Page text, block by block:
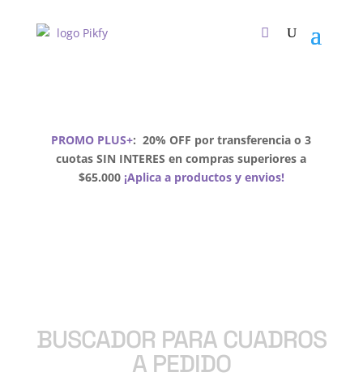
PROMO PLUS+:20% OFF por transferencia o 3
cuotas SIN INTERES en compras superiores a
$65.000¡Aplica a productos y envios!
BUSCADOR PARA CUADROS
A PEDIDO